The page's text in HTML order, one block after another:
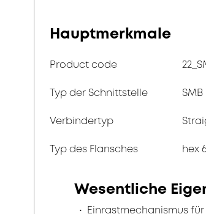
Hauptmerkmale
Product code
Typ der Schnittstelle SMB
Verbindertyp
Typ des Flansches hex 6
Wesentliche
Einrastmechanismus